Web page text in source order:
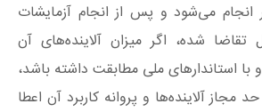
انجام می‌شود و پس از انجام آزمایشات
شده، اگر میزان آلاینده‌های آن
استاندار‌های ملی مطابقت داشته باشد،
آلاینده‌ها و پروانه کاربرد آن اعطا